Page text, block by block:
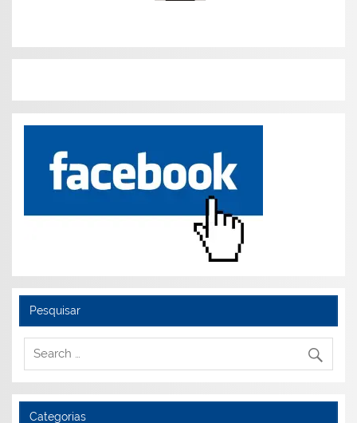
Pesquisar
Categorias